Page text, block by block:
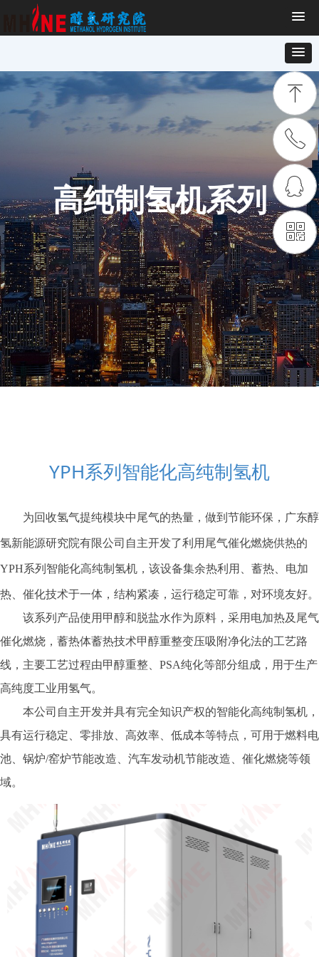
YPH系列智能化高纯制氢机
为回收氢气提纯模块中尾气的热量，做到节能环保，广东醇
氢新能源研究院有限公司自主开发了利用尾气催化燃烧供热的
YPH系列智能化高纯制氢机，该设备集余热利用、蓄热、电加
热、催化技术于一体，结构紧凑，运行稳定可靠，对环境友好。
该系列产品使用甲醇和脱盐水作为原料，采用电加热及尾气
催化燃烧，蓄热体蓄热技术甲醇重整变压吸附净化法的工艺路
线，主要工艺过程由甲醇重整、PSA纯化等部分组成，用于生产
高纯度工业用氢气。
本公司自主开发并具有完全知识产权的智能化高纯制氢机，
具有运行稳定、零排放、高效率、低成本等特点，可用于燃料电
池、锅炉/窑炉节能改造、汽车发动机节能改造、催化燃烧等领
域。
高纯制氢机系列
ꁸ
回到顶部
ꂅ
18928765782
ꁗ
QQ客服
ꀥ
微信公众号